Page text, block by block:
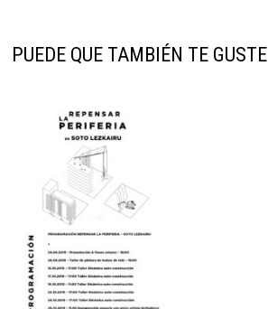
PUEDE QUE TAMBIÉN TE GUSTE